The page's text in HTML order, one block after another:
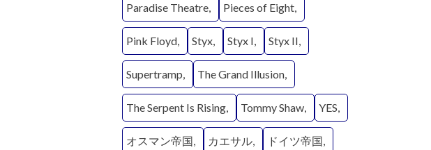
Paradise Theatre Pieces of Eight
Pink Floyd Styx Styx I Styx II
Supertramp The Grand Illusion
The Serpent Is Rising Tommy Shaw YES
オスマン帝国 カエサル ドイツ帝国